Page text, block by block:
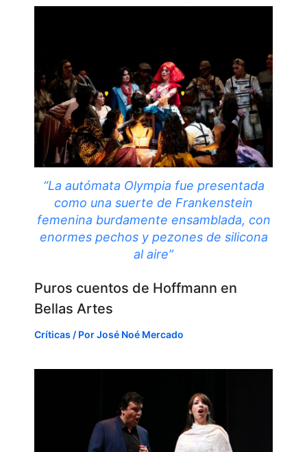
“La autómata Olympia fue presentada
como una suerte de Frankenstein
femenina burdamente ensamblada, con
enormes pechos y pezones de silicona
al aire”
Puros cuentos de Hoffmann en
Bellas Artes
Críticas / PorJosé Noé Mercado